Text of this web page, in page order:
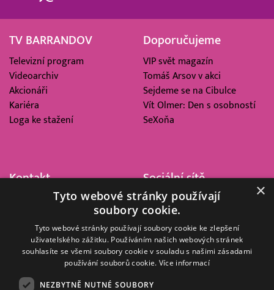
TV BARRANDOV
Televizní program
Videoarchiv
Akcionáři
Kariéra
Loga ke stažení
Doporučujeme
VIP svět magazín
Tomáš Arsov v akci
Sejdeme se na Cibulce
Vít Olmer: Den s osobností
SeXoňa
Kontakt
Barrandov Televizní Studio,
Kříženeckého nám. 322
152 00 Praha 5
IČ 416 93 311
Sociální sítě
×
Tyto webové stránky používají
soubory cookie.
Tyto webové stránky používají soubory cookie ke zlepšení
uživatelského zážitku. Používáním našich webových stránek
souhlasíte se všemi soubory cookie v souladu s našimi zásadami
používání souborů cookie. Více informací
NEZBYTNĚ NUTNÉ SOUBORY